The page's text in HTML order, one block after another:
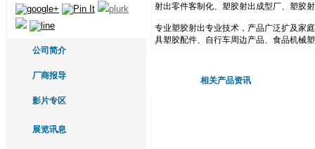
公司简介
厂商报导
影片专区
展览讯息
射出零件客制化、塑胶射出成型厂、塑胶
专业塑胶射出专业技术，产品广泛扩及家
具塑胶配件、自行车周边产品、食品机械
相关产品资讯